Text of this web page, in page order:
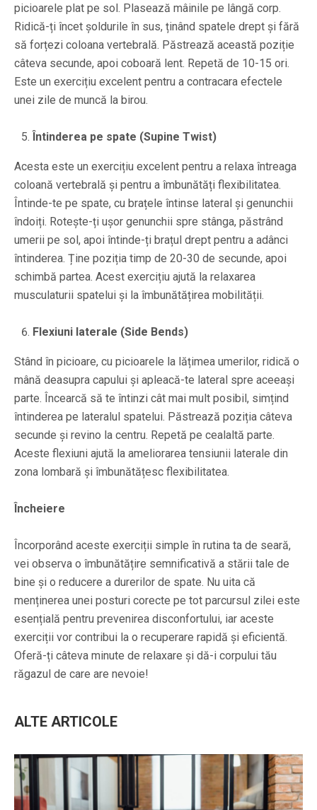
picioarele plat pe sol. Plasează mâinile pe lângă corp.
Ridică-ți încet șoldurile în sus, ținând spatele drept și fără
să forțezi coloana vertebrală. Păstrează această poziție
câteva secunde, apoi coboară lent. Repetă de 10-15 ori.
Este un exercițiu excelent pentru a contracara efectele
unei zile de muncă la birou.
Întinderea pe spate (Supine Twist)
Acesta este un exercițiu excelent pentru a relaxa întreaga
coloană vertebrală și pentru a îmbunătăți flexibilitatea.
Întinde-te pe spate, cu brațele întinse lateral și genunchii
îndoiți. Rotește-ți ușor genunchii spre stânga, păstrând
umerii pe sol, apoi întinde-ți brațul drept pentru a adânci
întinderea. Ține poziția timp de 20-30 de secunde, apoi
schimbă partea. Acest exercițiu ajută la relaxarea
musculaturii spatelui și la îmbunătățirea mobilității.
Flexiuni laterale (Side Bends)
Stând în picioare, cu picioarele la lățimea umerilor, ridică o
mână deasupra capului și apleacă-te lateral spre aceeași
parte. Încearcă să te întinzi cât mai mult posibil, simțind
întinderea pe lateralul spatelui. Păstrează poziția câteva
secunde și revino la centru. Repetă pe cealaltă parte.
Aceste flexiuni ajută la ameliorarea tensiunii laterale din
zona lombară și îmbunătățesc flexibilitatea.
Încheiere
Încorporând aceste exerciții simple în rutina ta de seară,
vei observa o îmbunătățire semnificativă a stării tale de
bine și o reducere a durerilor de spate. Nu uita că
menținerea unei posturi corecte pe tot parcursul zilei este
esențială pentru prevenirea disconfortului, iar aceste
exerciții vor contribui la o recuperare rapidă și eficientă.
Oferă-ți câteva minute de relaxare și dă-i corpului tău
răgazul de care are nevoie!
ALTE ARTICOLE